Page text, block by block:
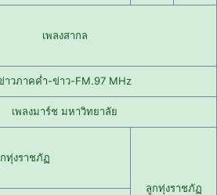
เพลงสากล
าวภาคค่ำ-ข่าว-FM.97 MHz
เพลงมาร์ช มหาวิทยาลัย
ทุ่งราชภัฏ
ลูกทุ่งราชภัฏ